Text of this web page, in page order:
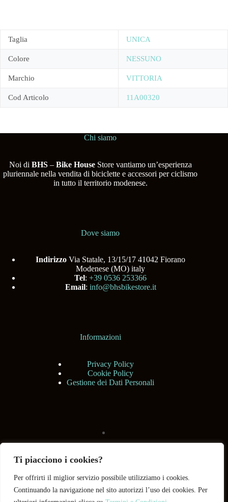
Ti piacciono i cookies?
Per offrirti il miglior servizio possibile utilizziamo i cookies.
Continuando la navigazione nel sito autorizzi l’uso dei cookies. Per
Taglia UNICA
Colore NESSUNO
Marchio VITTORIA
Cod Articolo 11A00320
Chi siamo
Noi di BHS– Bike HouseStore vantiamo un’esperienza
pluriennale nella vendita di biciclette e accessori per ciclismo
in tutto il territorio modenese.
Dove siamo
Indirizzo Via Statale, 13/15/17 41042 Fiorano
Modenese (MO) italy
Tel:+39 0536 253366
Email: info@bhsbikestore.it
Informazioni
Privacy Policy
Cookie Policy
Gestione dei Dati Personali